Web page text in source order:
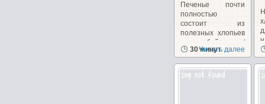
Печенье почти
полностью
состоит из
полезных хлопьев
и отрубей+орехи/
семечки,...
30 минут
Читать далее